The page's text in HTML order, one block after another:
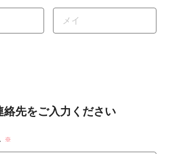
絡先をご入力ください
※